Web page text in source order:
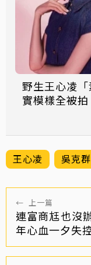
野生王心凌
實模樣全被拍
王心凌 吳克群
← 上一篇
連富商尪也沒
年心血一夕失